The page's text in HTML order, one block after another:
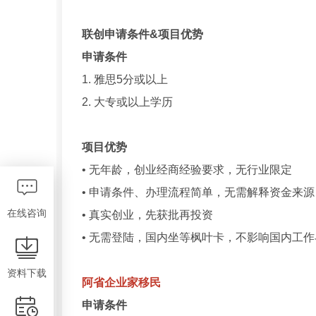
联创申请条件&项目优势
申请条件
1. 雅思5分或以上
2. 大专或以上学历
项目优势
• 无年龄，创业经商经验要求，无行业限定
• 申请条件、办理流程简单，无需解释资金来源
• 真实创业，先获批再投资
• 无需登陆，国内坐等枫叶卡，不影响国内工
阿省企业家移民
申请条件
在线咨询
资料下载